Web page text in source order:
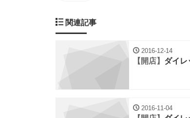
関連記事
2016-12-14
【開店】 ダイレ
2016-11-04